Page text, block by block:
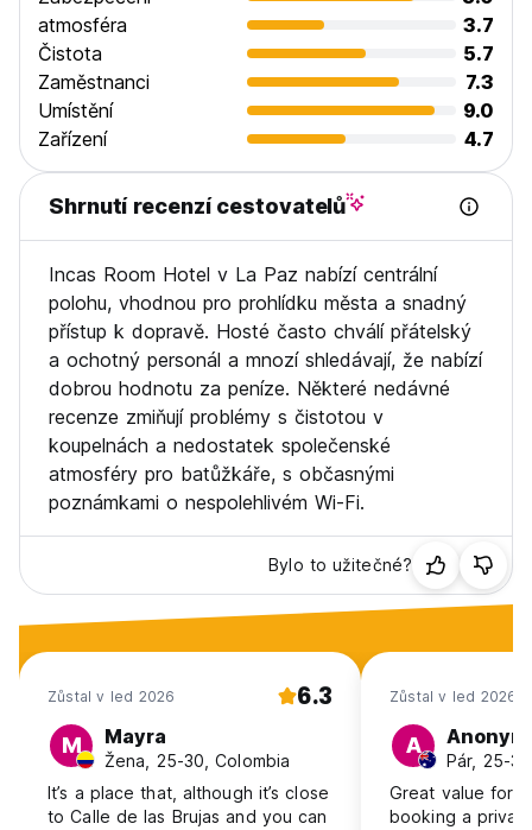
atmosféra
3.7
Čistota
5.7
Zaměstnanci
7.3
Umístění
9.0
Zařízení
4.7
Shrnutí recenzí cestovatelů
Incas Room Hotel v La Paz nabízí centrální
polohu, vhodnou pro prohlídku města a snadný
přístup k dopravě. Hosté často chválí přátelský
a ochotný personál a mnozí shledávají, že nabízí
dobrou hodnotu za peníze. Některé nedávné
recenze zmiňují problémy s čistotou v
koupelnách a nedostatek společenské
atmosféry pro batůžkáře, s občasnými
poznámkami o nespolehlivém Wi-Fi.
Bylo to užitečné?
Zůstal v led 2026 6.3
M Mayra
Žena, 25-30, Colombia
It’s a place that, although it’s close
to Calle de las Brujas and you can
Zůstal v led 2026
A
Pár, 25-
Great value for
booking a